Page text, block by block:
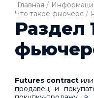
Главная /
Что такое фьючерс /
Раздел
Futures contract или
продавец и